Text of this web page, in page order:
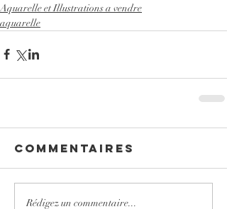
Aquarelle et Illustrations a vendre
aquarelle
Commentaires
Rédigez un commentaire...